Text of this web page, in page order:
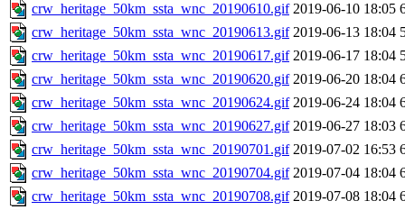
crw_heritage_50km_ssta_wnc_20190610.gif 2019-06-10 18:05
crw_heritage_50km_ssta_wnc_20190613.gif 2019-06-13 18:04
crw_heritage_50km_ssta_wnc_20190617.gif 2019-06-17 18:04
crw_heritage_50km_ssta_wnc_20190620.gif 2019-06-20 18:04
crw_heritage_50km_ssta_wnc_20190624.gif 2019-06-24 18:04
crw_heritage_50km_ssta_wnc_20190627.gif 2019-06-27 18:03
crw_heritage_50km_ssta_wnc_20190701.gif 2019-07-02 16:53
crw_heritage_50km_ssta_wnc_20190704.gif 2019-07-04 18:04
crw_heritage_50km_ssta_wnc_20190708.gif 2019-07-08 18:04